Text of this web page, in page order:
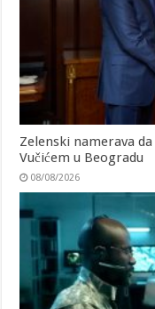
Zelenski namerava
Vučićem u Beogradu
08/08/2026